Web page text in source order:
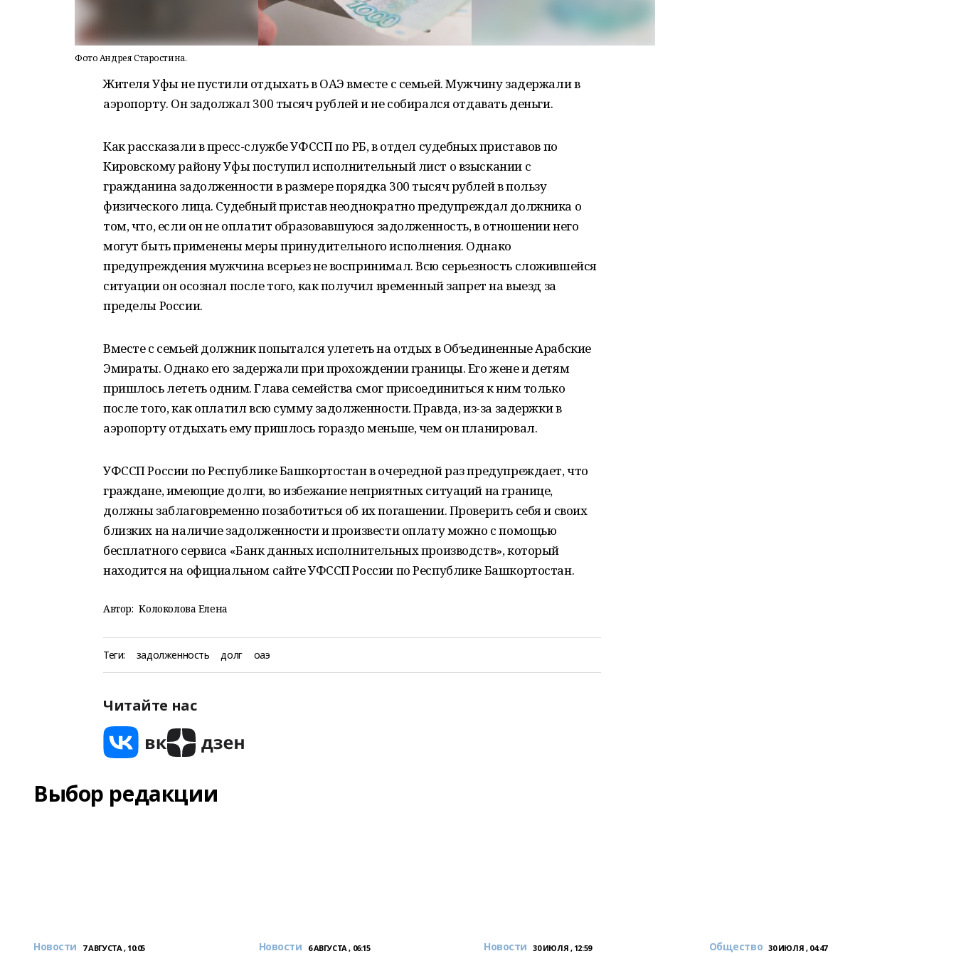
Фото Андрея Старостина.
Жителя Уфы не пустили отдыхать в ОАЭ вместе с семьей. Мужчину задержали в
аэропорту. Он задолжал 300 тысяч рублей и не собирался отдавать деньги.
Как рассказали в пресс-службе УФССП по РБ, в отдел судебных приставов по
Кировскому району Уфы поступил исполнительный лист о взыскании с
гражданина задолженности в размере порядка 300 тысяч рублей в пользу
физического лица. Судебный пристав неоднократно предупреждал должника о
том, что, если он не оплатит образовавшуюся задолженность, в отношении него
могут быть применены меры принудительного исполнения. Однако
предупреждения мужчина всерьез не воспринимал. Всю серьезность сложившейся
ситуации он осознал после того, как получил временный запрет на выезд за
пределы России.
Вместе с семьей должник попытался улететь на отдых в Объединенные Арабские
Эмираты. Однако его задержали при прохождении границы. Его жене и детям
пришлось лететь одним. Глава семейства смог присоединиться к ним только
после того, как оплатил всю сумму задолженности. Правда, из-за задержки в
аэропорту отдыхать ему пришлось гораздо меньше, чем он планировал.
УФССП России по Республике Башкортостан в очередной раз предупреждает, что
граждане, имеющие долги, во избежание неприятных ситуаций на границе,
должны заблаговременно позаботиться об их погашении. Проверить себя и своих
близких на наличие задолженности и произвести оплату можно с помощью
бесплатного сервиса «Банк данных исполнительных производств», который
находится на официальном сайте УФССП России по Республике Башкортостан.
Автор: Колоколова Елена
Теги: задолженность долг оаэ
Читайте нас
Выбор редакции
Новости 7 АВГУСТА , 10:05 Новости 6 АВГУСТА , 06:15 Новости 30 ИЮЛЯ , 12:59 Общество 30 ИЮЛЯ , 04:47